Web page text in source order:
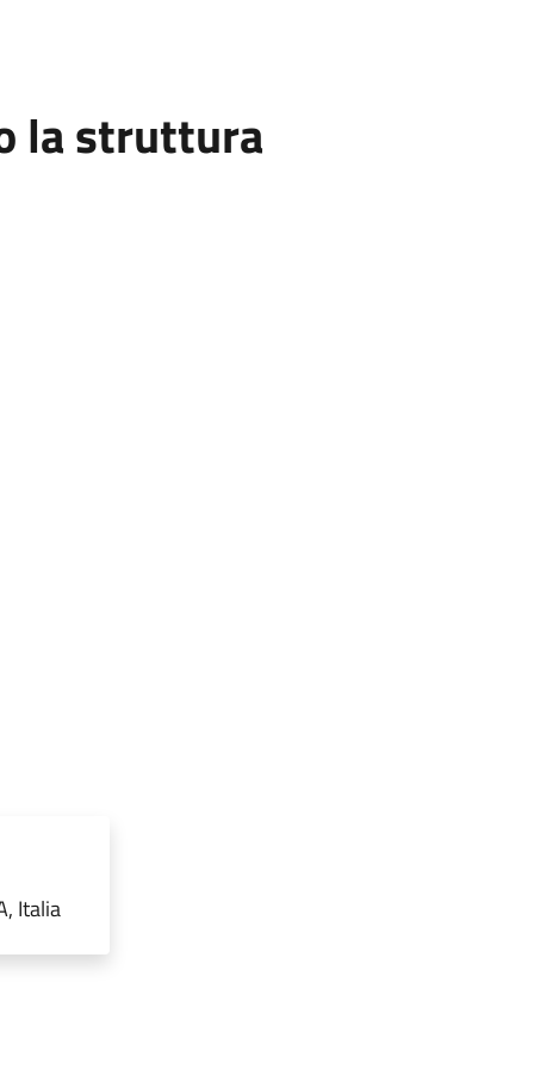
la struttura
Italia